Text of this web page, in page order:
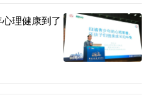
理健康到了